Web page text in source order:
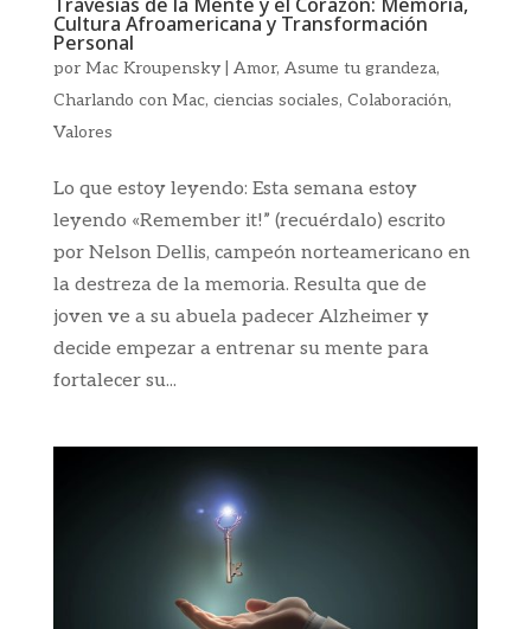
Cultura Afroamericana y Transformación
Personal
por Mac Kroupensky| Amor, Asume tu grandeza,
Charlando con Mac, ciencias sociales, Colaboración,
Valores
Lo que estoy leyendo: Esta semana estoy
leyendo «Remember it!” (recuérdalo) escrito
por Nelson Dellis, campeón norteamericano en
la destreza de la memoria. Resulta que de
joven ve a su abuela padecer Alzheimer y
decide empezar a entrenar su mente para
fortalecer su...